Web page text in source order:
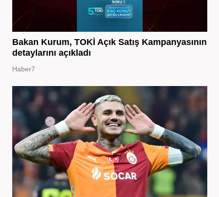
Bakan Kurum, TOKİ Açık Satış Kampanyasının
detaylarını açıkladı
Haber7